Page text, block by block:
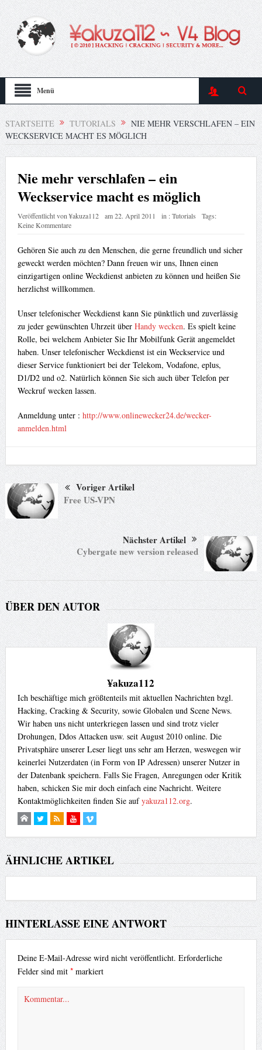
Menü
STARTSEITE TUTORIALS
NIE MEHR VERSCHLAFEN – EIN
WECKSERVICE MACHT ES MÖGLICH
Nie mehr verschlafen – ein
Weckservice macht es möglich
Veröffentlicht von¥akuza112 am22. April 2011 in :Tutorials
Tags:
Keine Kommentare
Gehören Sie auch zu den Menschen, die gerne freundlich und sicher
geweckt werden möchten? Dann freuen wir uns, Ihnen einen
einzigartigen online Weckdienst anbieten zu können und heißen Sie
herzlichst willkommen.
Unser telefonischer Weckdienst kann Sie pünktlich und zuverlässig
zu jeder gewünschten Uhrzeit über Handy wecken. Es spielt keine
Rolle, bei welchem Anbieter Sie Ihr Mobilfunk Gerät angemeldet
haben. Unser telefonischer Weckdienst ist ein Weckservice und
dieser Service funktioniert bei der Telekom, Vodafone, eplus,
D1/D2 und o2. Natürlich können Sie sich auch über Telefon per
Weckruf wecken lassen.
Anmeldung unter : http://www.onlinewecker24.de/wecker-
anmelden.html
Voriger Artikel
Free US-VPN
Nächster Artikel
Cybergate new version released
ÜBER DEN AUTOR
¥akuza112
Ich beschäftige mich größtenteils mit aktuellen Nachrichten bzgl.
Hacking, Cracking & Security, sowie Globalen und Scene News.
Wir haben uns nicht unterkriegen lassen und sind trotz vieler
Drohungen, Ddos Attacken usw. seit August 2010 online. Die
Privatsphäre unserer Leser liegt uns sehr am Herzen, weswegen wir
keinerlei Nutzerdaten (in Form von IP Adressen) unserer Nutzer in
der Datenbank speichern. Falls Sie Fragen, Anregungen oder Kritik
haben, schicken Sie mir doch einfach eine Nachricht. Weitere
Kontaktmöglichkeiten finden Sie aufyakuza112.org.
ÄHNLICHE ARTIKEL
HINTERLASSE EINE ANTWORT
Deine E-Mail-Adresse wird nicht veröffentlicht. Erforderliche
Felder sind mit *markiert